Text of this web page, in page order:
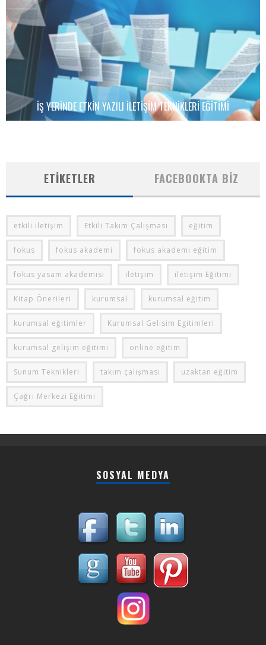
İŞ YERINDE ETKIN YAZILI İLETIŞIM TEKNIKLERI EĞITIMI
ETIKETLER FACEBOOKTA BIZ
etkili iletişim Etkili Takım Çalışması eğitim
fokus fokus akademi fokus akademi eğitim
fokus yasam akademisi iletişim iletişim Eğitimi
Kitap Önerileri kurumsal kurumsal eğitim
kurumsal eğitimler Kurumsal Gelisim Egitimleri
kurumsal gelişim eğitimi online eğitim
Sunum Teknikleri takım çalışması uzaktan eğitim
Çağrı Merkezi Eğitimi
SOSYAL MEDYA